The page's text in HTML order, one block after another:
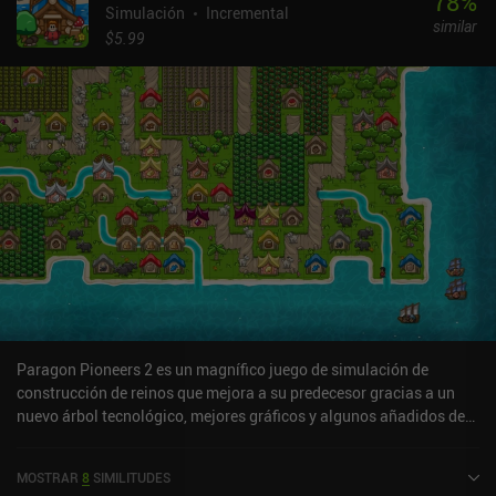
Simulación
Incremental
$5.99
similar
Paragon Pioneers 2 es un magnífico juego de simulación de
construcción de reinos que mejora a su predecesor gracias a un
nuevo árbol tecnológico, mejores gráficos y algunos añadidos de
ingeniosamente preparado por Lord Southburgh y su esposa Lady
MOSTRAR 8 SIMILITUDES